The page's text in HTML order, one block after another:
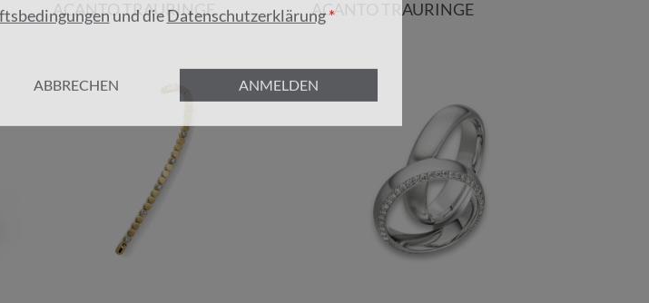
ACANTO TRAURINGE ACANTO TRAURINGE
ANMELDEN